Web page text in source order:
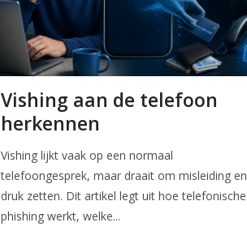
Vishing aan de telefoon
herkennen
Vishing lijkt vaak op een normaal
telefoongesprek, maar draait om misleiding en
druk zetten. Dit artikel legt uit hoe telefonische
phishing werkt, welke...